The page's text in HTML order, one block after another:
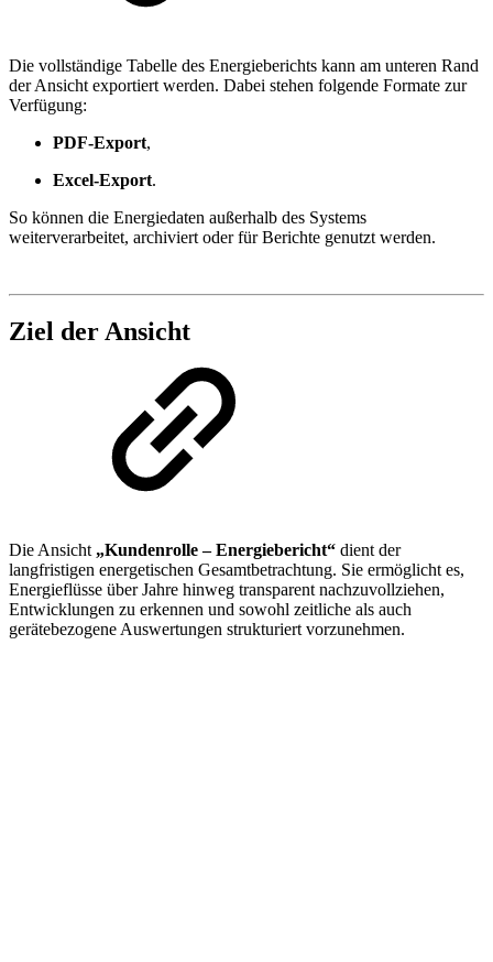
Die vollständige Tabelle des Energieberichts kann am unteren Rand
der Ansicht exportiert werden. Dabei stehen folgende Formate zur
Verfügung:
PDF‑Export,
Excel‑Export.
So können die Energiedaten außerhalb des Systems
weiterverarbeitet, archiviert oder für Berichte genutzt werden.
Ziel der Ansicht
Die Ansicht „Kundenrolle – Energiebericht“ dient der
langfristigen energetischen Gesamtbetrachtung. Sie ermöglicht es,
Energieflüsse über Jahre hinweg transparent nachzuvollziehen,
Entwicklungen zu erkennen und sowohl zeitliche als auch
gerätebezogene Auswertungen strukturiert vorzunehmen.